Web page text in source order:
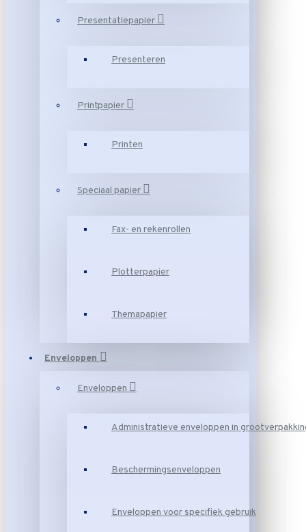
Presentatiepapier
Presenteren
Printpapier
Printen
Speciaal papier
Fax- en rekenrollen
Plotterpapier
Themapapier
Enveloppen
Enveloppen
Administratieve enveloppen in
Beschermingsenveloppen
Enveloppen voor specifiek gebruik